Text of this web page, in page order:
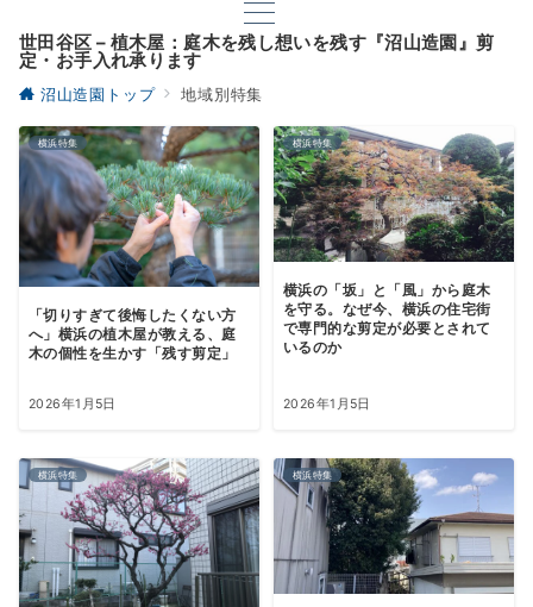
世田谷区 – 植木屋：庭木を残し想いを残す『沼山造園』剪
定・お手入れ承ります
沼山造園トップ 地域別特集
横浜特集
「切りすぎて後悔したくない方
へ」横浜の植木屋が教える、庭
木の個性を生かす「残す剪定」
2026年1月5日
横浜特集
横浜の「坂」と「風」から庭木
を守る。なぜ今、横浜の住宅街
で専門的な剪定が必要とされて
いるのか
2026年1月5日
横浜特集 横浜特集